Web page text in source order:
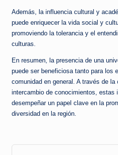
Además, la influencia cultural y
puede enriquecer la vida social y
promoviendo la tolerancia y el
culturas.
En resumen, la presencia de una
puede ser beneficiosa tanto para los
comunidad en general. A través de la
intercambio de conocimientos, estas
desempeñar un papel clave en la
diversidad en la región.